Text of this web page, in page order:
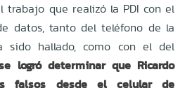
trabajo que realizó la PDI con el
datos, tanto del teléfono de la
hallado, como con el del
logró determinar que Ricardo
falsos desde el celular de